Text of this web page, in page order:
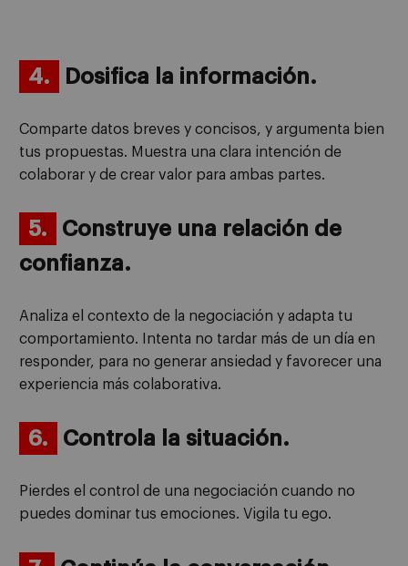
4. Dosifica la información.
Comparte datos breves y concisos, y argumenta bien
tus propuestas. Muestra una clara intención de
colaborar y de crear valor para ambas partes.
5.
Construye una relación de
confianza.
Analiza el contexto de la negociación y adapta tu
comportamiento. Intenta no tardar más de un día en
responder, para no generar ansiedad y favorecer una
experiencia más colaborativa.
6. Controla la situación.
Pierdes el control de una negociación cuando no
puedes dominar tus emociones. Vigila tu ego.